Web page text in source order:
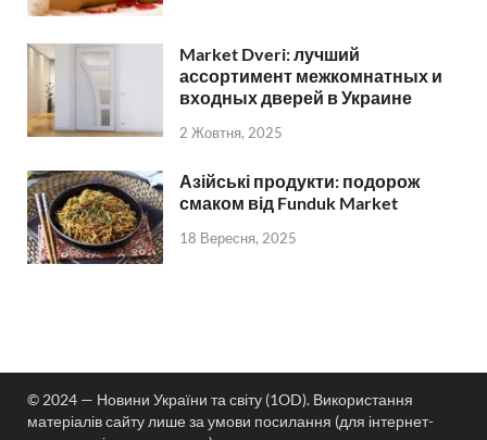
Market Dveri: лучший
ассортимент межкомнатных и
входных дверей в Украине
2 Жовтня, 2025
Азійські продукти: подорож
смаком від Funduk Market
18 Вересня, 2025
© 2024 — Новини України та світу (1OD). Використання
матеріалів сайту лише за умови посилання (для інтернет-